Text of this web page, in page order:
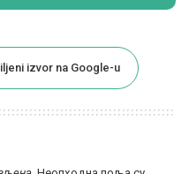
izvor na Google-u